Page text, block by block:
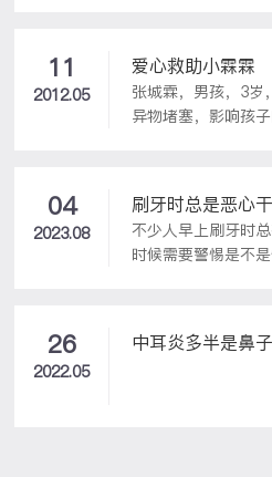
11
2012.05
爱心救助小霖霖
张城霖，男孩，3岁
异物堵塞，影响孩
就诊都因孩子小，
疗，每天看到孩子
的生活和精神带来
时做了核磁共振检
04
2023.08
刷牙时总是恶心
不少人早上刷牙时
时候需要警惕是不
26
2022.05
中耳炎多半是鼻